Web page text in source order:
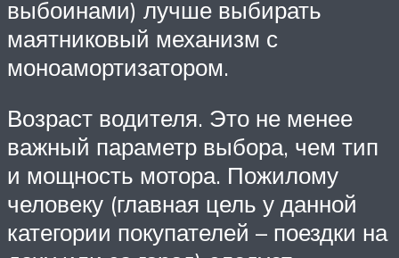
выбоинами) лучше выбирать
маятниковый механизм с
моноамортизатором.
Возраст водителя. Это не менее
важный параметр выбора, чем тип
и мощность мотора. Пожилому
человеку (главная цель у данной
категории покупателей – поездки на